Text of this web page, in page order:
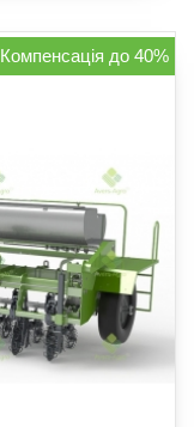
Компенсація до 40%